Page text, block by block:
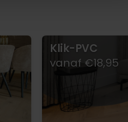
Klik-PVC
vanaf €18,95